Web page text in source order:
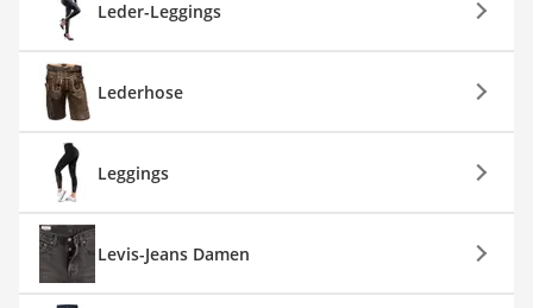
Leder-Leggings
Lederhose
Leggings
Levis-Jeans Damen